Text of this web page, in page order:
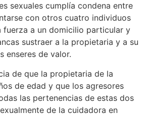
sexuales cumplía condena entre
con otros cuatro individuos
fuerza a un domicilio particular y
sustraer a la propietaria y a su
enseres de valor.
de que la propietaria de la
de edad y que los agresores
las pertenencias de estas dos
de la cuidadora en